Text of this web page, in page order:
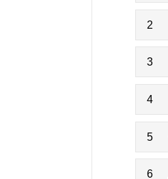
2
3
4
5
6